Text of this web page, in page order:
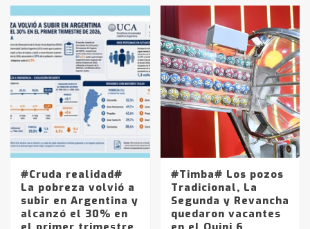
#Cruda realidad#
La pobreza volvió a
subir en Argentina y
alcanzó el 30% en
#Timba# Los pozos
Tradicional, La
Segunda y Revancha
quedaron vacantes
3
en la mañana del lunes
4
Accidente en Ruta 5: falleció un
joven de Trenque Lauquen
Los precios de los combustibles en
La Pampa, desde YPF hasta Axion
entre 857 a 1338 pesos
La Bolsa de Cereales de Bahía
Blanca anticipa que Agosto vendrá